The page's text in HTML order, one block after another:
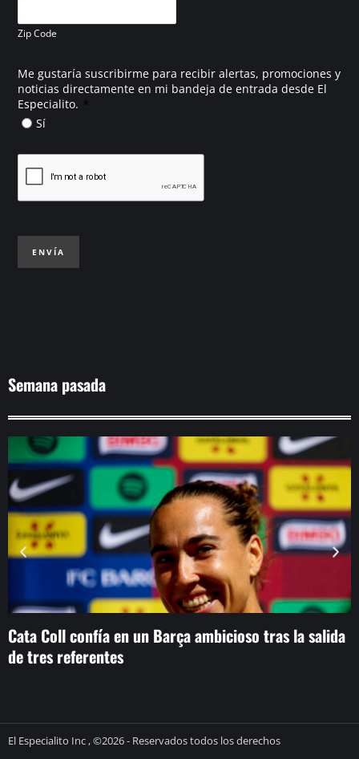
Zip Code
Me gustaría suscribirme para recibir alertas, promociones y
noticias directamente en mi bandeja de entrada desde El
Especialito. *
Sí
ENVÍA
Semana pasada
Cata Coll confía en un Barça ambicioso tras la salida
de tres referentes
El Especialito Inc , ©2026 - Reservados todos los derechos